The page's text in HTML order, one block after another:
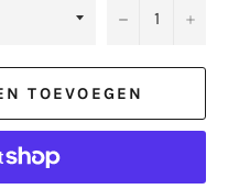
− +
TOEVOEGEN